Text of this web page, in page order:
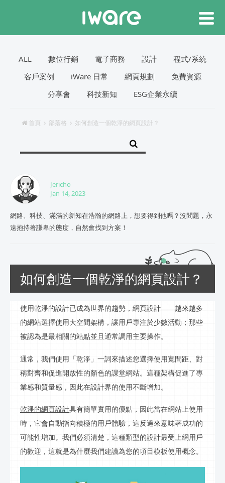
ALL 數位行銷 電子商務 設計
程式/系統
客戶案例
iWare 日常 網頁規劃
免費資源
分享會
科技新知 ESG企業永續
首頁 部落格 如何創造一個乾淨的網頁設計？
Jericho
Jan 14, 2023
網路、科技、滿滿的新知在浩瀚的網路上，想要得到他嗎？沒問題，永
遠抱持著謙卑的態度，自然會找到方案！
如何創造一個乾淨的網頁設計？
使用乾淨的設計已成為世界的趨勢，網頁設計——越來越多
的網站選擇使用大空間架構，讓用戶專注於少數活動；那些
被認為是最相關的站點並且通常調用主要操作。
通常，我們使用「乾淨」一詞來描述您選擇使用寬間距、對
稱對齊和促進開放性的顏色的課堂網站。這種架構促進了專
業感和質量感，因此在設計界的使用不斷增加。
乾淨的網頁設計具有簡單實用的優點，因此當在網站上使用
時，它會自動指向積極的用戶體驗，這反過來意味著成功的
可能性增加。我們必須清楚，這種類型的設計最受上網用戶
的歡迎，這就是為什麼我們建議為您的項目模板使用概念。